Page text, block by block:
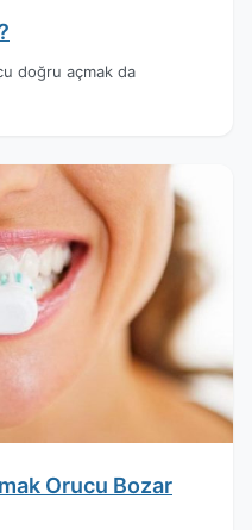
doğru açmak da
Orucu Bozar